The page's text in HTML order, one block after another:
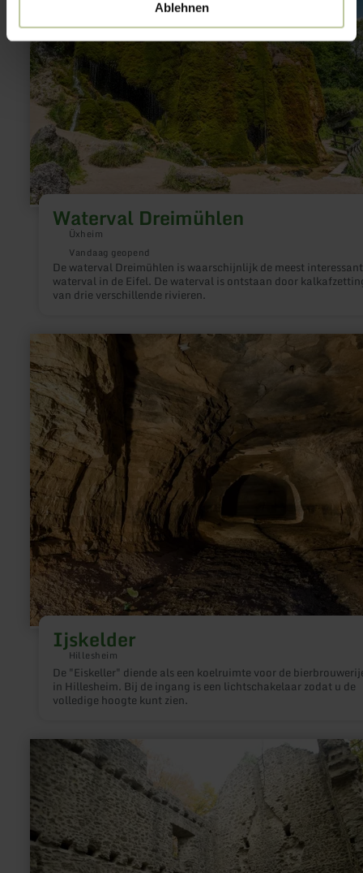
Ablehnen
Waterval Dreimühlen
Üxheim
Vandaag geopend
De waterval Dreimühlen is waarschijnlijk de meest
waterval in de Eifel. De waterval is ontstaan door
van drie verschillende rivieren.
Ijskelder
Hillesheim
De "Eiskeller" diende als een koelruimte voor de
in Hillesheim. Bij de ingang is een lichtschakelaar zodat u de
volledige hoogte kunt zien.
meer
informatie
over:
Ijskelder
informatie
over:
Burgruine
Freudenkoppe